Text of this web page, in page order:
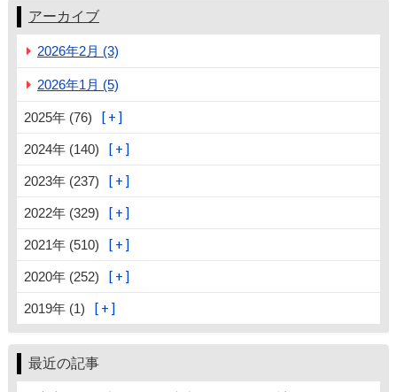
アーカイブ
2026年2月 (3)
2026年1月 (5)
2025年 (76)
2024年 (140)
2023年 (237)
2022年 (329)
2021年 (510)
2020年 (252)
2019年 (1)
最近の記事